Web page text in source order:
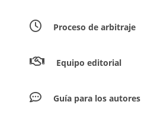
Proceso de arbitraje
Equipo editorial
Guía para los autores